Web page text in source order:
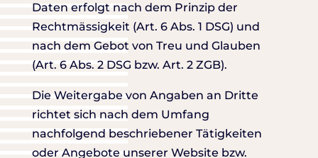
Daten erfolgt nach dem Prinzip der
Rechtmässigkeit (Art. 6 Abs. 1 DSG) und
nach dem Gebot von Treu und Glauben
(Art. 6 Abs. 2 DSG bzw. Art. 2 ZGB).
Die Weitergabe von Angaben an Dritte
richtet sich nach dem Umfang
nachfolgend beschriebener Tätigkeiten
oder Angebote unserer Website bzw.